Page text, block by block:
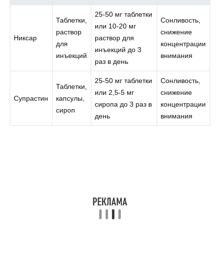
Никсар
Таблетки,
раствор
для
инъекций
25-50 мг таблетки
или 10-20 мг
раствор для
инъекций до 3
раз в день
Сонливость,
снижение
концентрации
внимания
Супрастин
Таблетки,
капсулы,
сироп
25-50 мг таблетки
или 2,5-5 мг
сиропа до 3 раз в
день
Сонливость,
снижение
концентрации
внимания